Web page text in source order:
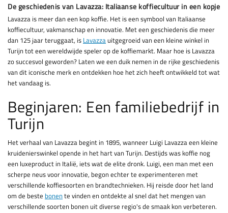
De geschiedenis van Lavazza: Italiaanse koffiecultuur in een kopje
Lavazza is meer dan een kop koffie. Het is een symbool van Italiaanse
koffiecultuur, vakmanschap en innovatie. Met een geschiedenis die meer
dan 125 jaar teruggaat, is Lavazzauitgegroeid van een kleine winkel in
Turijn tot een wereldwijde speler op de koffiemarkt. Maar hoe is Lavazza
zo succesvol geworden? Laten we een duik nemen in de rijke geschiedenis
van dit iconische merk en ontdekken hoe het zich heeft ontwikkeld tot wat
het vandaag is.
Beginjaren: Een familiebedrijf in
Turijn
Het verhaal van Lavazza begint in 1895, wanneer Luigi Lavazza een kleine
kruidenierswinkel opende in het hart van Turijn. Destijds was koffie nog
een luxeproduct in Italië, iets wat de elite dronk. Luigi, een man met een
scherpe neus voor innovatie, begon echter te experimenteren met
verschillende koffiesoorten en brandtechnieken. Hij reisde door het land
om de beste bonente vinden en ontdekte al snel dat het mengen van
verschillende soorten bonen uit diverse regio's de smaak kon verbeteren.